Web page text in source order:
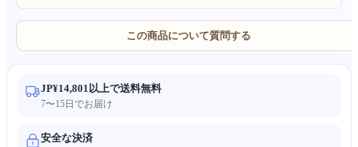
してください。 すべての寸法は手作業で測定しているため、
±0.5cm 程度の誤差が生じる場合があります。予めご了承くださ
い。 当社のすべての製品に使用されている素材は 100% 天然で環
境に優しいものです。 手作りかつ天然素材を使用しているため、
サイズや質感、模様にわずかな不規則さが生じる場合がありま
異なる場合があります。
この商品について質問する
JP¥14,801以上で送料無料
7〜15日でお届け
安全な決済